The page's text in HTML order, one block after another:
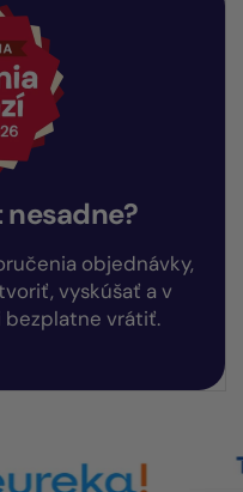
objednávky,
vyskúšať a v
vrátiť.